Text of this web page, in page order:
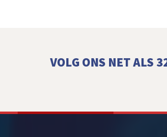
VOLG ONS NET ALS